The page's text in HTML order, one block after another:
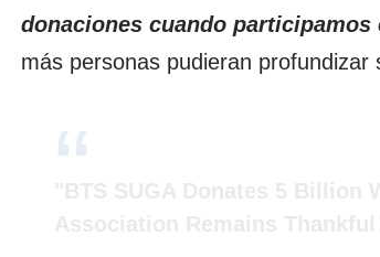
donaciones cuando participamos
más personas pudieran